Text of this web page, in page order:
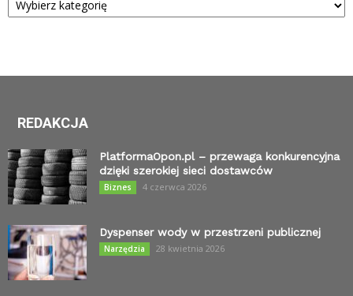
REDAKCJA
PlatformaOpon.pl – przewaga konkurencyjna
dzięki szerokiej sieci dostawców
Biznes 4 czerwca 2026
Dyspenser wody w przestrzeni publicznej
Narzędzia 28 kwietnia 2026